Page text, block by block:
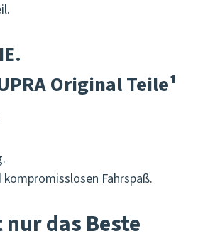
Original Teile¹
Fahrspaß.
nur das Beste